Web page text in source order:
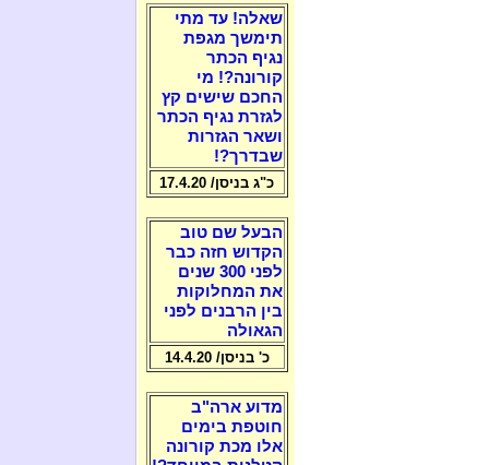
שאלה! עד מתי
תימשך מגפת
נגיף הכתר
קורונה?! מי
החכם שישים קץ
לגזרת נגיף הכתר
ושאר הגזרות
שבדרך?!
כ"ג בניסן/ 17.4.20
הבעל שם טוב
הקדוש חזה כבר
לפני 300 שנים
את המחלוקות
בין הרבנים לפני
הגאולה
כ' בניסן/ 14.4.20
מדוע ארה"ב
חוטפת בימים
אלו מכת קורונה